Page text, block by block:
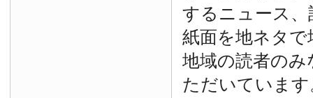
するニュース
紙面を地ネタ
地域の読者の
ただいています